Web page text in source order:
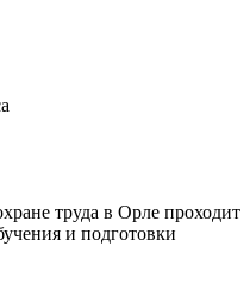
труда в Орле проходит
и подготовки